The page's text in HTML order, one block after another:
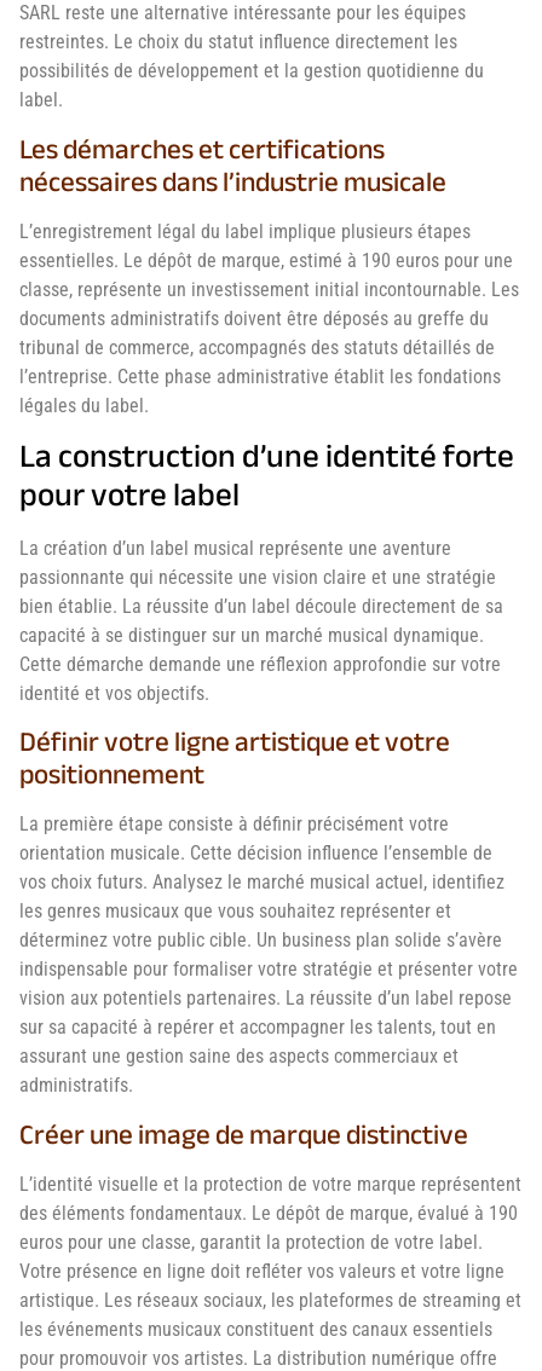
SARL reste une alternative intéressante pour les équipes
restreintes. Le choix du statut influence directement les
possibilités de développement et la gestion quotidienne du
label.
Les démarches et certifications
nécessaires dans l’industrie musicale
L’enregistrement légal du label implique plusieurs étapes
essentielles. Le dépôt de marque, estimé à 190 euros pour une
classe, représente un investissement initial incontournable. Les
documents administratifs doivent être déposés au greffe du
tribunal de commerce, accompagnés des statuts détaillés de
l’entreprise. Cette phase administrative établit les fondations
légales du label.
La construction d’une identité forte
pour votre label
La création d’un label musical représente une aventure
passionnante qui nécessite une vision claire et une stratégie
bien établie. La réussite d’un label découle directement de sa
capacité à se distinguer sur un marché musical dynamique.
Cette démarche demande une réflexion approfondie sur votre
identité et vos objectifs.
Définir votre ligne artistique et votre
positionnement
La première étape consiste à définir précisément votre
orientation musicale. Cette décision influence l’ensemble de
vos choix futurs. Analysez le marché musical actuel, identifiez
les genres musicaux que vous souhaitez représenter et
déterminez votre public cible. Un business plan solide s’avère
indispensable pour formaliser votre stratégie et présenter votre
vision aux potentiels partenaires. La réussite d’un label repose
sur sa capacité à repérer et accompagner les talents, tout en
assurant une gestion saine des aspects commerciaux et
administratifs.
Créer une image de marque distinctive
L’identité visuelle et la protection de votre marque représentent
des éléments fondamentaux. Le dépôt de marque, évalué à 190
euros pour une classe, garantit la protection de votre label.
Votre présence en ligne doit refléter vos valeurs et votre ligne
artistique. Les réseaux sociaux, les plateformes de streaming et
les événements musicaux constituent des canaux essentiels
pour promouvoir vos artistes. La distribution numérique offre